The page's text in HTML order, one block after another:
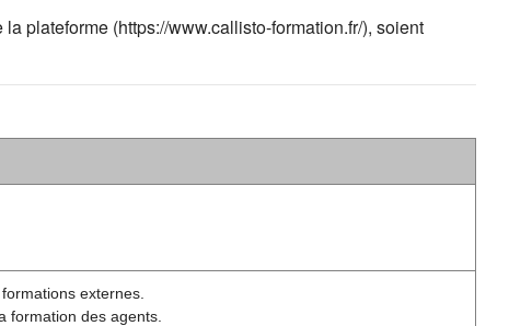
plateforme (https://www.callisto-formation.fr/), soient
externes.
formation des agents.